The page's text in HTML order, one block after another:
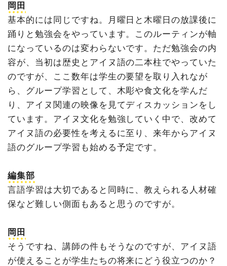
岡田
基本的には同じですね。月曜日と木曜日の放課後に
踊りと勉強会をやっています。このルーティンが軸
になっているのは変わらないです。ただ勉強会の内
容が、当初は歴史とアイヌ語の二本柱でやっていた
のですが、ここ数年は学生の要望を取り入れなが
ら、グループ学習として、木彫や食文化を学んだ
り、アイヌ関連の映像を見てディスカッションをし
ています。アイヌ文化を勉強していく中で、改めて
アイヌ語の必要性を考えるに至り、来年からアイヌ
語のグループ学習も始める予定です。
編集部
言語学習は大切であると同時に、教えられる人材確
保など難しい側面もあると思うのですが。
岡田
そうですね、講師の件もそうなのですが、アイヌ語
が使えることが学生たちの将来にどう役立つのか？